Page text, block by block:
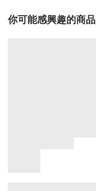
你可能感興趣的商品